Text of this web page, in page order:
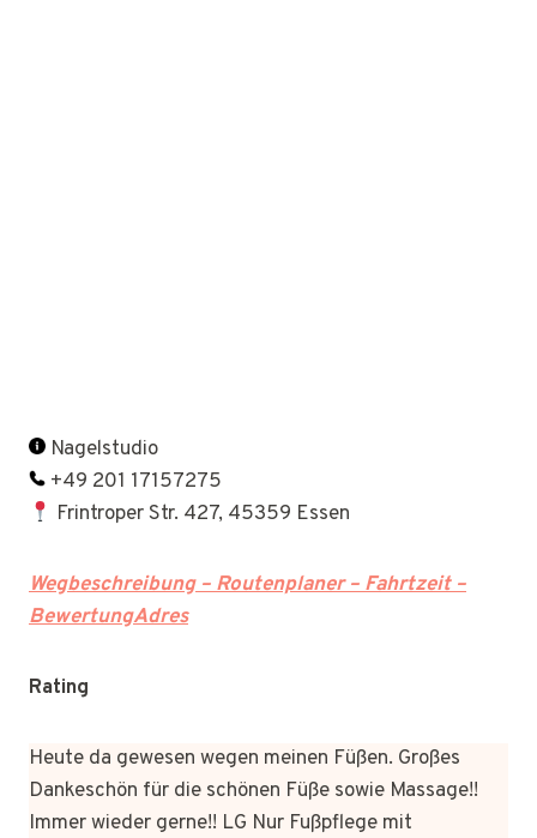
Nagelstudio
+49 201 17157275
Frintroper Str. 427, 45359 Essen
Wegbeschreibung – Routenplaner – Fahrtzeit –
BewertungAdres
Rating
Heute da gewesen wegen meinen Füßen. Großes
Dankeschön für die schönen Füße sowie Massage!!
Immer wieder gerne!! LG Nur Fußpflege mit